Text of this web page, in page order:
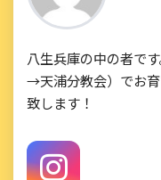
八生兵庫の中の者で
→天浦分教会）でお
致します！